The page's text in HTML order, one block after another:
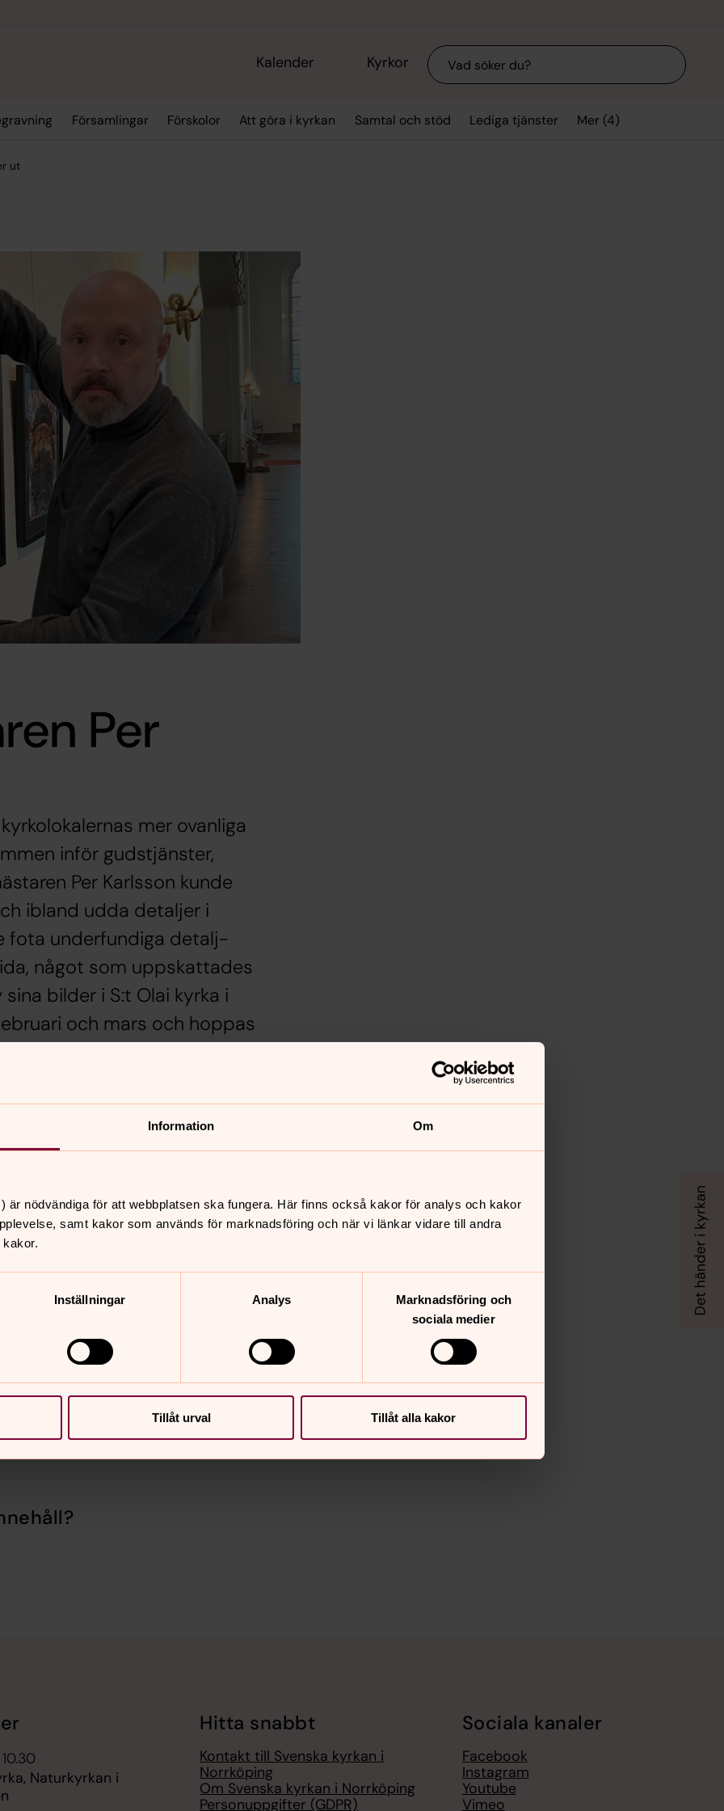
Information Om
är nödvändiga för att webbplatsen ska fungera. Här finns också kakor för analys och kakor
samt kakor som används för marknadsföring och när vi länkar vidare till andra
Inställningar Analys
Marknadsföring och
sociala medier
Tillåt urval Tillåt alla kakor
Kalender Kyrkor Sök
Församlingar Förskolor Att göra i kyrkan Samtal och stöd Lediga tjänster Mer (4)
ut
Per
mer ovanliga
inför gudstjänster,
Per Karlsson kunde
ibland udda detaljer i
fota underfundiga detalj-
något som uppskattades
bilder i S:t Olai kyrka i
och mars och hoppas
ett nytt sätt.
att producera foton i större format
mer från hjärtat.
som skulle förstoras upp
Annars är fotona tagna där och då i
ser och det jag tycker är intressant.
till.
då och då. Nu har han alltså
det känns att hänga upp sin egna
fick frågan att göra det här! Kyrkan
många detaljer.
Naturkyrkan i
Hitta snabbt
Kontakt till Svenska kyrkan i
Norrköping
Om Svenska kyrkan i Norrköping
Personuppgifter (GDPR)
Sociala kanaler
Facebook
Instagram
Youtube
Vimeo